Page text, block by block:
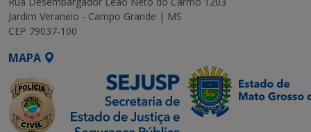
Jardim Veraneio - Campo Grande | MS
CEP 79037-100
MAPA